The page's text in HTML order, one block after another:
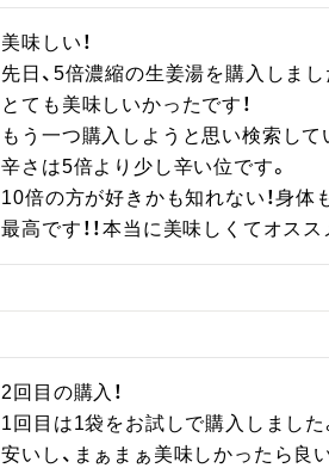
美味しい！
先日、5倍濃縮の生姜湯を購入しまし
とても美味しいかったです！
もう一つ購入しようと思い検索し
辛さは5倍より少し辛い位です。
10倍の方が好きかも知れない！身体
最高です！！本当に美味しくてオスス
2回目の購入！
1回目は1袋をお試しで購入しました
安いし、まぁまぁ美味しかったら良